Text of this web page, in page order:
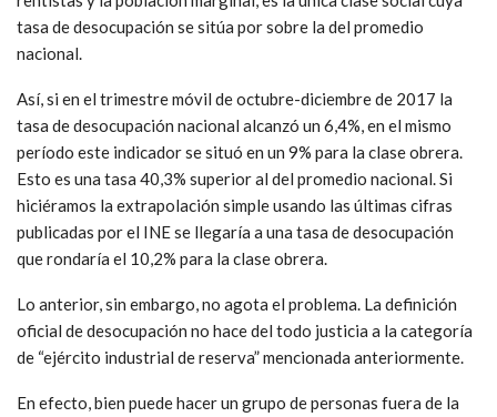
tasa de desocupación se sitúa por sobre la del promedio
nacional.
Así, si en el trimestre móvil de octubre-diciembre de 2017 la
tasa de desocupación nacional alcanzó un 6,4%, en el mismo
período este indicador se situó en un 9% para la clase obrera.
Esto es una tasa 40,3% superior al del promedio nacional. Si
hiciéramos la extrapolación simple usando las últimas cifras
publicadas por el INE se llegaría a una tasa de desocupación
que rondaría el 10,2% para la clase obrera.
Lo anterior, sin embargo, no agota el problema. La definición
oficial de desocupación no hace del todo justicia a la categoría
de “ejército industrial de reserva” mencionada anteriormente.
En efecto, bien puede hacer un grupo de personas fuera de la